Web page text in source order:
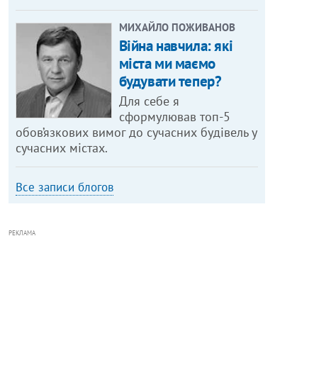
МИХАЙЛО ПОЖИВАНОВ
Війна навчила: які
міста ми маємо
будувати тепер?
Для себе я
сформулював топ-5
обов’язкових вимог до сучасних будівель у
сучасних містах.
Все записи блогов
РЕКЛАМА